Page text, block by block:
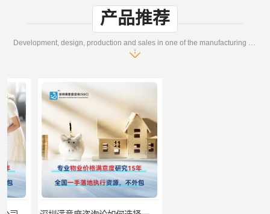
产品推荐
Development, design, production and sales in one of the manufacturing enterprises